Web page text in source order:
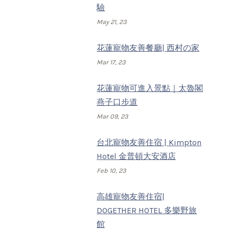
驗
May 21, 23
花蓮寵物友善餐廳| 西村の家
Mar 17, 23
花蓮寵物可進入景點｜太魯閣
燕子口步道
Mar 09, 23
台北寵物友善住宿 | Kimpton
Hotel 金普頓大安酒店
Feb 10, 23
高雄寵物友善住宿|
DOGETHER HOTEL 多樂野旅
館